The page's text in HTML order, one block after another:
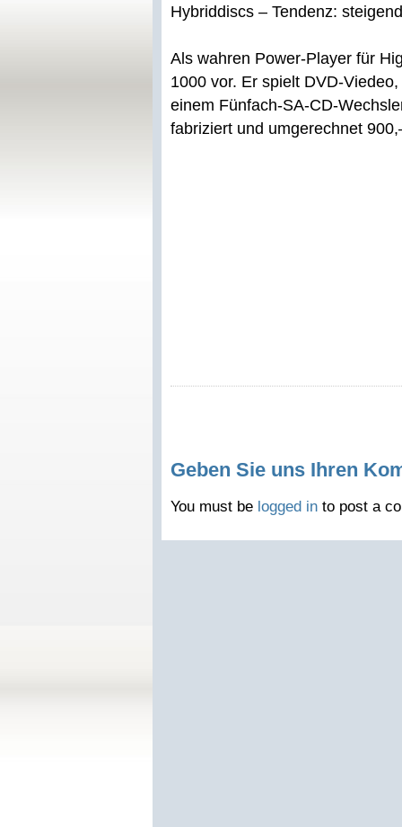
Hybriddiscs – Tendenz:
Als wahren Power-Player für
1000 vor. Er spielt DVD-
einem Fünfach-SA-CD-
fabriziert und umgerechnet
Geben Sie uns Ihren
You must be logged in to post a